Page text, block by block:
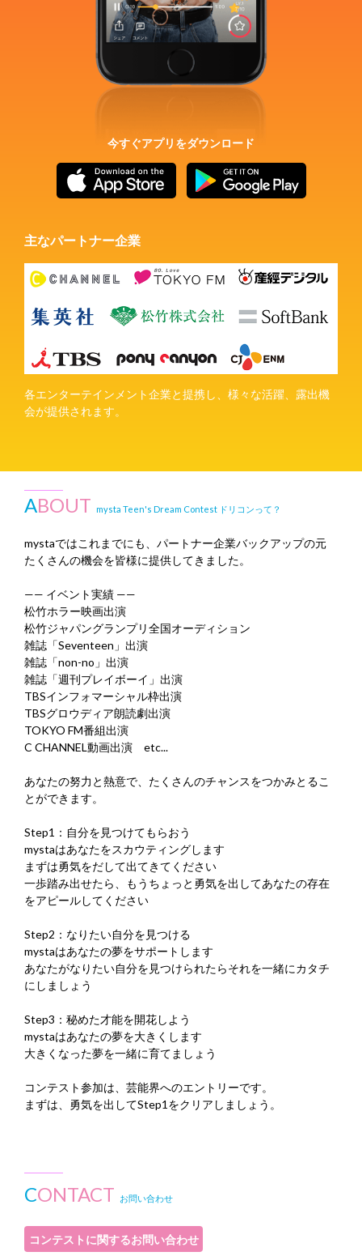
今すぐアプリをダウンロード
主なパートナー企業
各エンターテインメント企業と提携し、様々な活躍、露出機
会が提供されます。
ABOUT mysta Teen's Dream Contest ドリコンって？
mystaではこれまでにも、パートナー企業バックアップの元
たくさんの機会を皆様に提供してきました。
—— イベント実績 ——
松竹ホラー映画出演
松竹ジャパングランプリ全国オーディション
雑誌「Seventeen」出演
雑誌「non-no」出演
雑誌「週刊プレイボーイ」出演
TBSインフォマーシャル枠出演
TBSグロウディア朗読劇出演
TOKYO FM番組出演
C CHANNEL動画出演 etc...
あなたの努力と熱意で、たくさんのチャンスをつかみとるこ
とができます。
Step1：自分を見つけてもらおう
mystaはあなたをスカウティングします
まずは勇気をだして出てきてください
一歩踏み出せたら、もうちょっと勇気を出してあなたの存在
をアピールしてください
Step2：なりたい自分を見つける
mystaはあなたの夢をサポートします
あなたがなりたい自分を見つけられたらそれを一緒にカタチ
にしましょう
Step3：秘めた才能を開花しよう
mystaはあなたの夢を大きくします
大きくなった夢を一緒に育てましょう
コンテスト参加は、芸能界へのエントリーです。
まずは、勇気を出してStep1をクリアしましょう。
CONTACT お問い合わせ
コンテストに関するお問い合わせ